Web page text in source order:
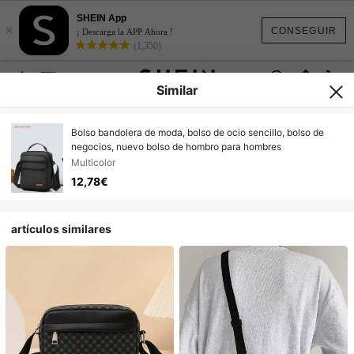
CONSEGUIR
×
SHEIN App
¡ Descarga la APP Ahora !
(1,350)
Similar
Bolso bandolera de moda, bolso de ocio sencillo, bolso de
negocios, nuevo bolso de hombro para hombres
Multicolor
12,78€
artículos similares